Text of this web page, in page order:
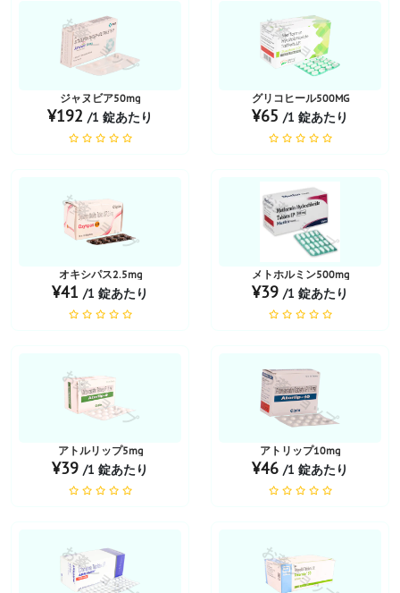
お薬ショップ
ジャヌビア50mg
¥192 /1 錠あたり
お薬ショップ
グリコヒール500MG
¥65 /1 錠あたり
お薬ショップ
オキシパス2.5mg
¥41 /1 錠あたり
お薬ショップ
メトホルミン500mg
¥39 /1 錠あたり
お薬ショップ
アトルリップ5mg
¥39 /1 錠あたり
お薬ショップ
アトリップ10mg
¥46 /1 錠あたり
お薬ショップ お薬ショップ